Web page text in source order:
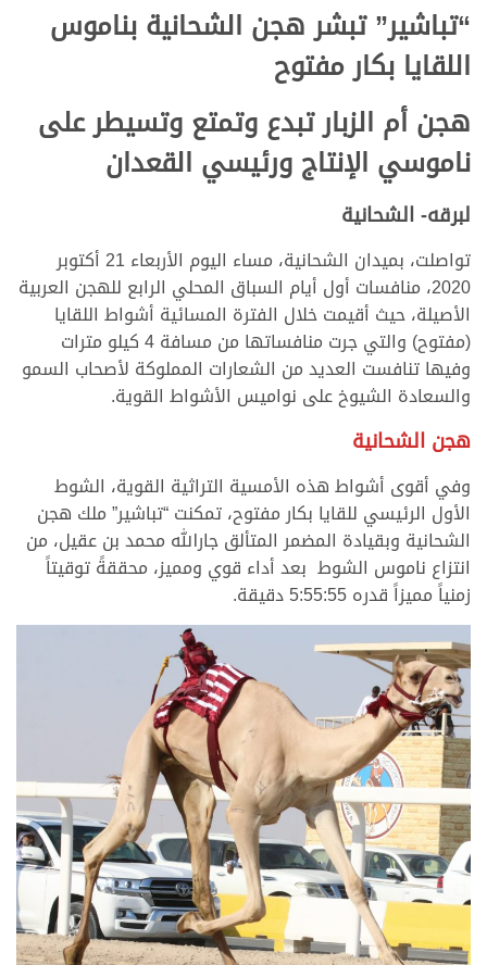
“تباشير” تبشر هجن الشحانية بناموس
اللقايا بكار مفتوح
هجن أم الزبار تبدع وتمتع وتسيطر على
ناموسي الإنتاج ورئيسي القعدان
لبرقه- الشحانية
تواصلت، بميدان الشحانية، مساء اليوم الأربعاء 21 أكتوبر
2020، منافسات أول أيام السباق المحلي الرابع للهجن العربية
الأصيلة، حيث أقيمت خلال الفترة المسائية أشواط اللقايا
(مفتوح) والتي جرت منافساتها من مسافة 4 كيلو مترات
وفيها تنافست العديد من الشعارات المملوكة لأصحاب السمو
والسعادة الشيوخ على نواميس الأشواط القوية.
هجن الشحانية
وفي أقوى أشواط هذه الأمسية التراثية القوية، الشوط
الأول الرئيسي للقايا بكار مفتوح، تمكنت “تباشير” ملك هجن
الشحانية وبقيادة المضمر المتألق جارالله محمد بن عقيل، من
انتزاع ناموس الشوط بعد أداء قوي ومميز، محققةً توقيتاً
زمنياً مميزاً قدره 5:55:55 دقيقة.